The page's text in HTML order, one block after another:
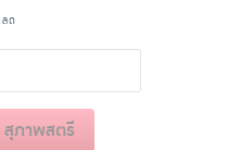
ด
สุภาพสตรี